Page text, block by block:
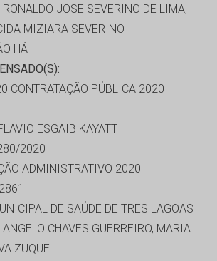
RONALDO JOSE SEVERINO DE LIMA,
MIZIARA SEVERINO
HÁ
CONTRATAÇÃO PÚBLICA 2020
ESGAIB KAYATT
2020
ADMINISTRATIVO 2020
DE SAÚDE DE TRES LAGOAS
ANGELO CHAVES GUERREIRO, MARIA
ZUQUE